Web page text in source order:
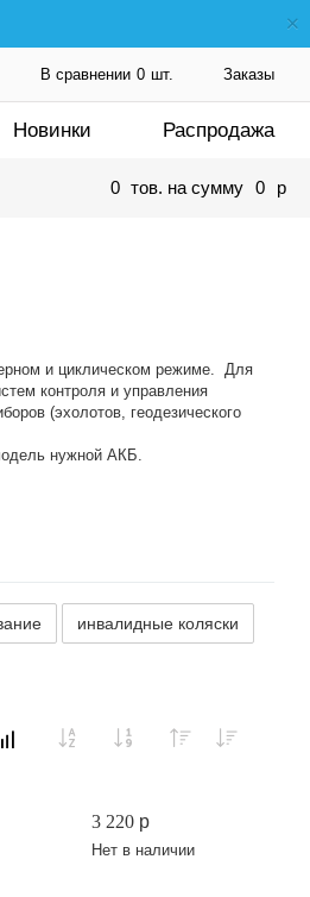
В сравнении 0 шт. Заказы
Новинки Распродажа
0 тов. на сумму 0 p
и циклическом режиме. Для
контроля и управления
(эхолотов, геодезического
нужной АКБ.
инвалидные коляски
3 220 p
Нет в наличии